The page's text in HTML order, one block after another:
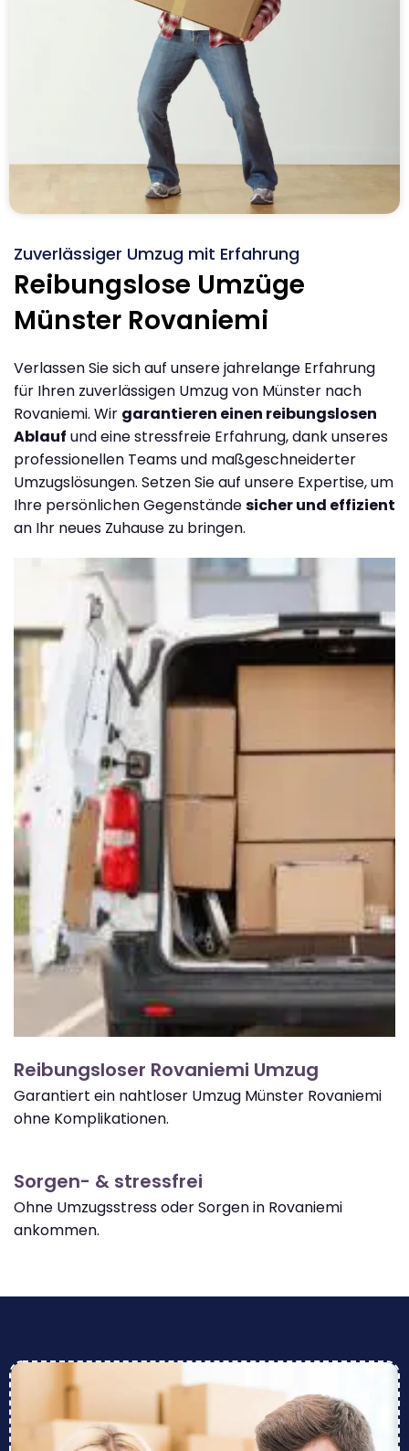
Zuverlässiger Umzug mit Erfahrung
Reibungslose Umzüge
Münster Rovaniemi
Verlassen Sie sich auf unsere jahrelange Erfahrung
für Ihren zuverlässigen Umzug von Münster nach
Rovaniemi. Wir garantieren einen reibungslosen
Ablauf und eine stressfreie Erfahrung, dank unseres
professionellen Teams und maßgeschneiderter
Umzugslösungen. Setzen Sie auf unsere Expertise, um
Ihre persönlichen Gegenständesicher und effizient
an Ihr neues Zuhause zu bringen.
Reibungsloser Rovaniemi Umzug
Garantiert ein nahtloser Umzug Münster Rovaniemi
ohne Komplikationen.
Sorgen- & stressfrei
Ohne Umzugsstress oder Sorgen in Rovaniemi
ankommen.